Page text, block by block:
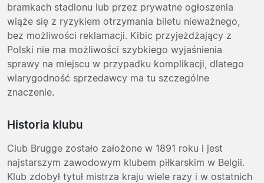
bramkach stadionu lub przez prywatne ogłoszenia
wiąże się z ryzykiem otrzymania biletu nieważnego,
bez możliwości reklamacji. Kibic przyjeżdżający z
Polski nie ma możliwości szybkiego wyjaśnienia
sprawy na miejscu w przypadku komplikacji, dlatego
wiarygodność sprzedawcy ma tu szczególne
znaczenie.
Historia klubu
Club Brugge zostało założone w 1891 roku i jest
najstarszym zawodowym klubem piłkarskim w Belgii.
Klub zdobył tytuł mistrza kraju wiele razy i w ostatnich